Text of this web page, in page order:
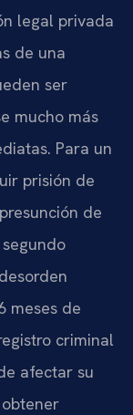
legal privada
de una
ser
mucho más
Para un
prisión de
de
meses de
criminal
afectar su